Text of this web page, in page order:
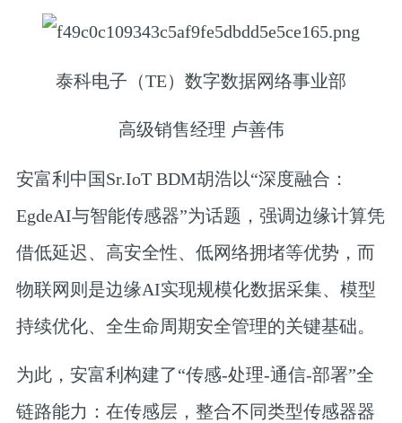
泰科电子（TE）数字数据网络事业部
高级销售经理 卢善伟
安富利中国Sr.IoT BDM胡浩以“深度融合：
EgdeAI与智能传感器”为话题，强调边缘计算凭
借低延迟、高安全性、低网络拥堵等优势，而
物联网则是边缘AI实现规模化数据采集、模型
持续优化、全生命周期安全管理的关键基础。
为此，安富利构建了“传感-处理-通信-部署”全
链路能力：在传感层，整合不同类型传感器器